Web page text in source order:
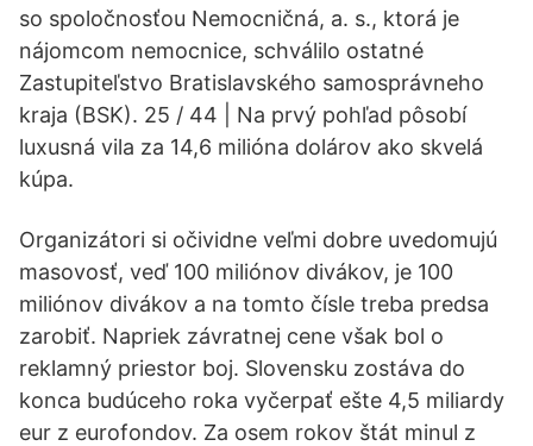
so spoločnosťou Nemocničná, a. s., ktorá je
nájomcom nemocnice, schválilo ostatné
Zastupiteľstvo Bratislavského samosprávneho
kraja (BSK). 25 / 44 | Na prvý pohľad pôsobí
luxusná vila za 14,6 milióna dolárov ako skvelá
kúpa.
Organizátori si očividne veľmi dobre uvedomujú
masovosť, veď 100 miliónov divákov, je 100
miliónov divákov a na tomto čísle treba predsa
zarobiť. Napriek závratnej cene však bol o
reklamný priestor boj. Slovensku zostáva do
konca budúceho roka vyčerpať ešte 4,5 miliardy
eur z eurofondov. Za osem rokov štát minul z